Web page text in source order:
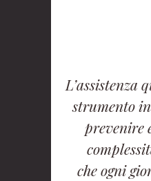
L’assistenza
strumento
prevenire
che ogni